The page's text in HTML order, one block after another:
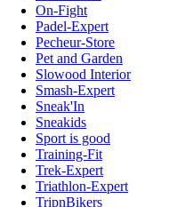
On-Fight
Padel-Expert
Pecheur-Store
Pet and Garden
Slowood Interior
Smash-Expert
Sneak'In
Sneakids
Sport is good
Training-Fit
Trek-Expert
Triathlon-Expert
TripnBikers